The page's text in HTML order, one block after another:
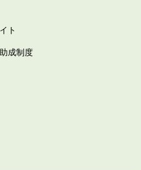
ト
成制度